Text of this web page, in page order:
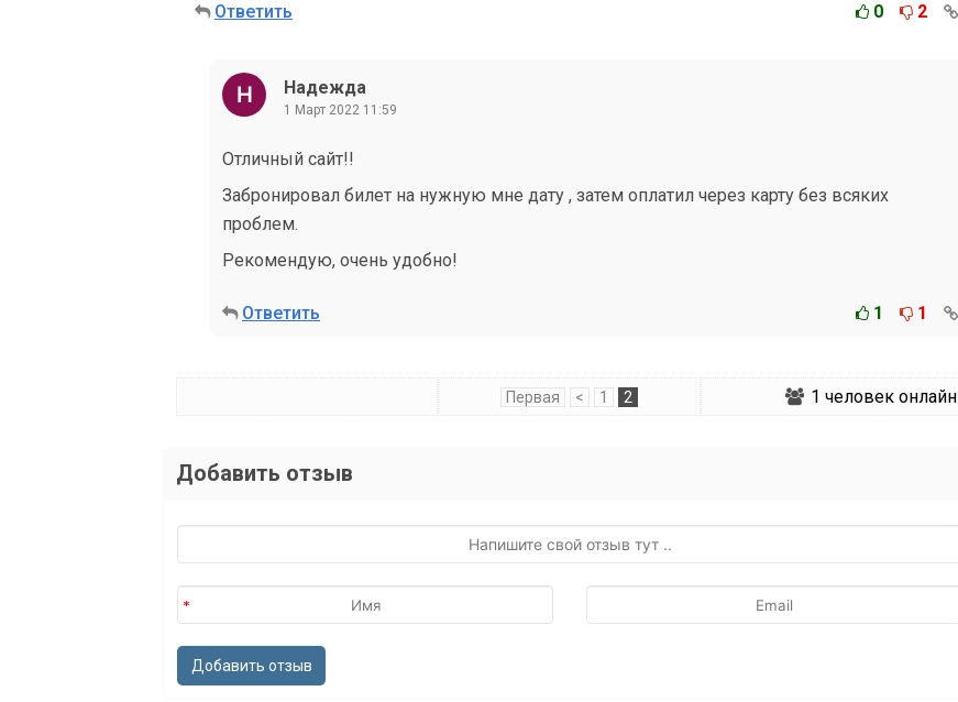
Ответить 0 2
Надежда
1 Март 2022 11:59
Отличный сайт!!
Забронировал билет на нужную мне дату , затем оплатил через карту без всяких
проблем.
Рекомендую, очень удобно!
Ответить 1 1
Первая < 1 2 1 человек онлайн
Добавить отзыв